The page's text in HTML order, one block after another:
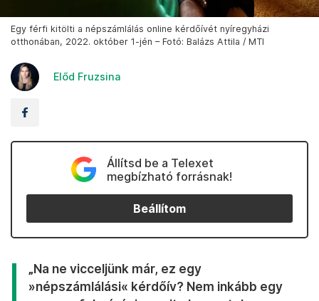
Egy férfi kitölti a népszámlálás online kérdőívét nyíregyházi
otthonában, 2022. október 1-jén – Fotó: Balázs Attila / MTI
Előd Fruzsina
Állítsd be a Telexet
megbízható forrásnak!
Beállítom
„Na ne vicceljünk már, ez egy
»népszámlálási« kérdőív? Nem inkább egy